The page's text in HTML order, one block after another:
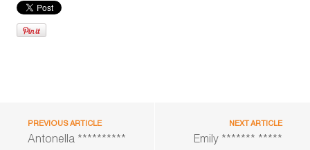
PREVIOUS ARTICLE
Antonella **********
NEXT ARTICLE
Emily ******* *****